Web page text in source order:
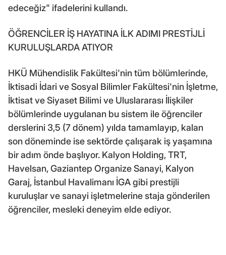
edeceğiz" ifadelerini kullandı.
ÖĞRENCİLER İŞ HAYATINA İLK ADIMI PRESTİJLİ
KURULUŞLARDA ATIYOR
HKÜ Mühendislik Fakültesi'nin tüm bölümlerinde,
İktisadi İdari ve Sosyal Bilimler Fakültesi'nin İşletme,
İktisat ve Siyaset Bilimi ve Uluslararası İlişkiler
bölümlerinde uygulanan bu sistem ile öğrenciler
derslerini 3,5 (7 dönem) yılda tamamlayıp, kalan
son döneminde ise sektörde çalışarak iş yaşamına
bir adım önde başlıyor. Kalyon Holding, TRT,
Havelsan, Gaziantep Organize Sanayi, Kalyon
Garaj, İstanbul Havalimanı İGA gibi prestijli
kuruluşlar ve sanayi işletmelerine staja gönderilen
öğrenciler, mesleki deneyim elde ediyor.